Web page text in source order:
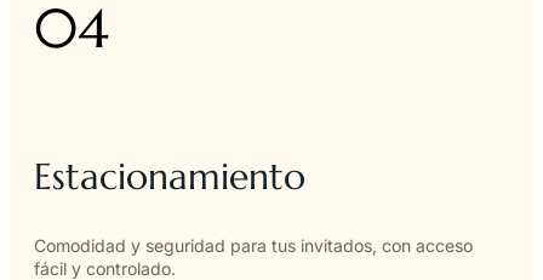
04
Estacionamiento
Comodidad y seguridad para tus invitados, con acceso
fácil y controlado.